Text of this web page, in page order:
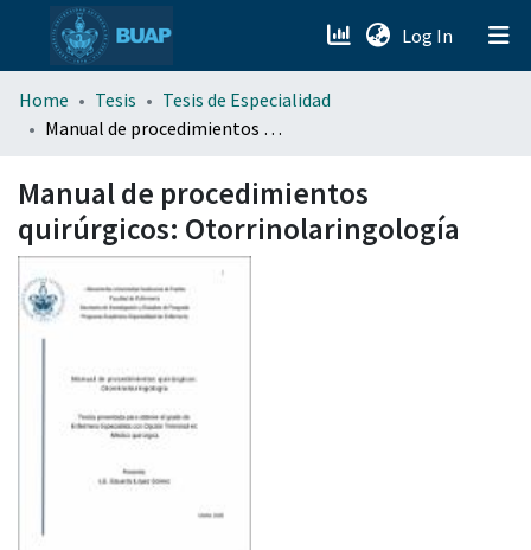
Log In (current)
menu.section.about_menu
Home Tesis
Tesis de Especialidad
Manual de procedimientos quirúrgicos: Otorrinolaringología
Manual de procedimientos
quirúrgicos: Otorrinolaringología